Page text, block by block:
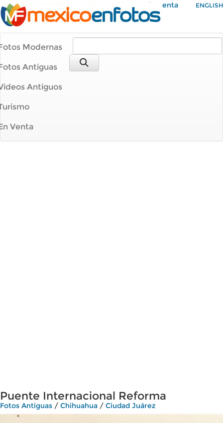
Mi Cuenta ENGLISH
Modernas
Antiguas
Antiguos
Venta
Puente Internacional Reforma
Fotos Antiguas / Chihuahua / Ciudad Juárez